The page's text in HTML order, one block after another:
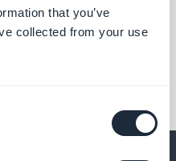
that you’ve
collected from your use